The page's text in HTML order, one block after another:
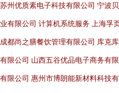
苏州优质素电子科技有限公司 宁波
业有限公司 计算机系统服务 上海孚
成都尚之膳餐饮管理有限公司 库克
有限公司 山西五谷优品电子商务有限
有限公司 惠州市博朗能新材料科技